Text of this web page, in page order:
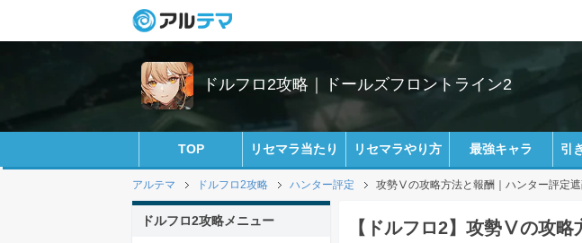
ドルフロ2攻略｜ドールズフロントライン2
TOP リセマラ当たり リセマラやり方 最強キャラ 引
アルテマ ドルフロ2攻略 ハンター評定 攻勢Ⅴの攻略方法と報酬｜ハンター評定
【ドルフロ2】攻勢Ⅴの攻略
ドルフロ2攻略メニュー